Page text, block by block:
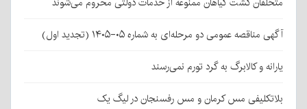
آگهی مناقصه عمومی دو مرحله‌ای به شماره ۰۵-۱۴۰۵ (تجدید اول)
یارانه و کالابرگ به گرد تورم نمی‌رسند
بلاتکلیفی مس کرمان و مس رفسنجان در لیگ یک